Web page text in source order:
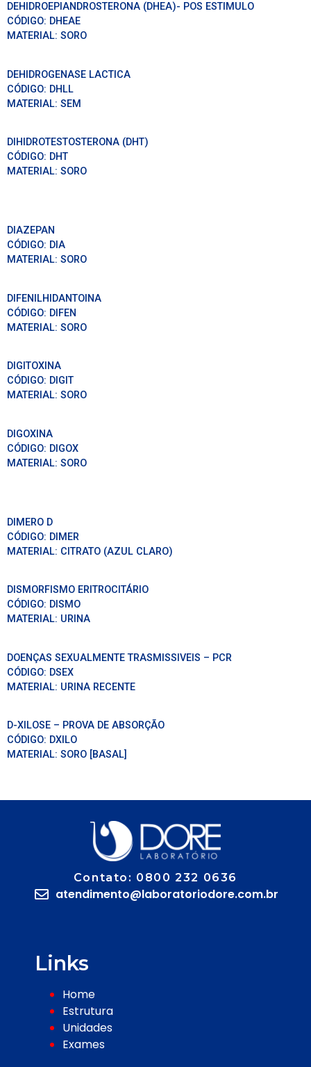
DEHIDROEPIANDROSTERONA (DHEA)- POS ESTIMULO
CÓDIGO: DHEAE
MATERIAL: SORO
DEHIDROGENASE LACTICA
CÓDIGO: DHLL
MATERIAL: SEM
DIHIDROTESTOSTERONA (DHT)
CÓDIGO: DHT
MATERIAL: SORO
DIAZEPAN
CÓDIGO: DIA
MATERIAL: SORO
DIFENILHIDANTOINA
CÓDIGO: DIFEN
MATERIAL: SORO
DIGITOXINA
CÓDIGO: DIGIT
MATERIAL: SORO
DIGOXINA
CÓDIGO: DIGOX
MATERIAL: SORO
DIMERO D
CÓDIGO: DIMER
MATERIAL: CITRATO (AZUL CLARO)
DISMORFISMO ERITROCITÁRIO
CÓDIGO: DISMO
MATERIAL: URINA
DOENÇAS SEXUALMENTE TRASMISSIVEIS – PCR
CÓDIGO: DSEX
MATERIAL: URINA RECENTE
D-XILOSE – PROVA DE ABSORÇÃO
CÓDIGO: DXILO
MATERIAL: SORO [BASAL]
Contato: 0800 232 0636
atendimento@laboratoriodore.com.br
Links
Home
Estrutura
Unidades
Exames